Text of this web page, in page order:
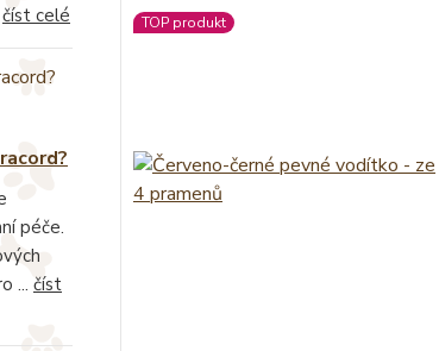
číst celé
péče.
... číst
TOP produkt